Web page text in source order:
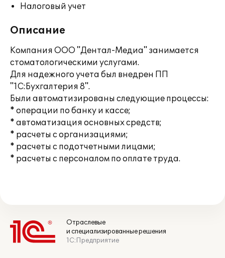
Налоговый учет
Описание
Компания ООО "Дентал-Медиа" занимается
стоматологическими услугами.
Для надежного учета был внедрен ПП
"1С:Бухгалтерия 8".
Были автоматизированы следующие процессы:
* операции по банку и кассе;
* автоматизация основных средств;
* расчеты с организациями;
* расчеты с подотчетными лицами;
* расчеты с персоналом по оплате труда.
Отраслевые
и специализированные решения
1С:Предприятие